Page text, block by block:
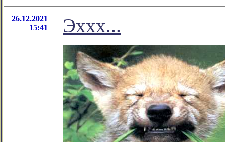
26.12.2021
15:41
Эххх...